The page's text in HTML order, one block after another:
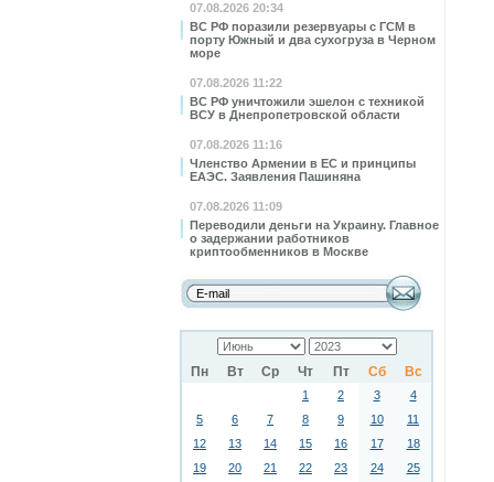
07.08.2026 20:34
ВС РФ поразили резервуары с ГСМ в
порту Южный и два сухогруза в Черном
море
07.08.2026 11:22
ВС РФ уничтожили эшелон с техникой
ВСУ в Днепропетровской области
07.08.2026 11:16
Членство Армении в ЕС и принципы
ЕАЭС. Заявления Пашиняна
07.08.2026 11:09
Переводили деньги на Украину. Главное
о задержании работников
криптообменников в Москве
Пн Вт Ср Чт Пт Сб Вс
1 2 3
4
5
6 7 8 9 10
11
12
13 14 15 16 17
18
19
20 21 22 23 24
25